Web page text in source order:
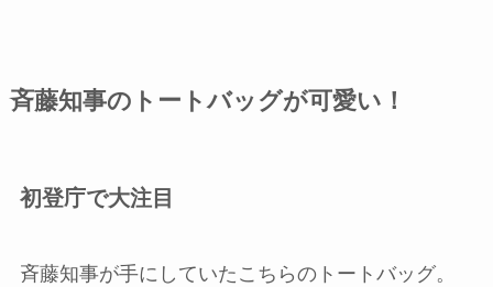
斉藤知事のトートバッグが可愛い！
初登庁で大注目
斉藤知事が手にしていたこちらのトートバッグ。